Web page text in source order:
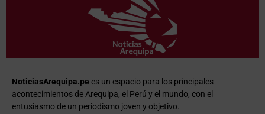
NoticiasArequipa.pe es un espacio para los principales
acontecimientos de Arequipa, el Perú y el mundo, con el
entusiasmo de un periodismo joven y objetivo.